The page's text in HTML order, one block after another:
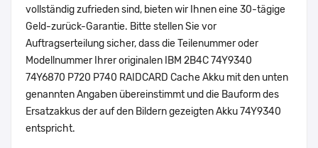
vollständig zufrieden sind, bieten wir Ihnen eine 30-tägige
Geld-zurück-Garantie. Bitte stellen Sie vor
Auftragserteilung sicher, dass die Teilenummer oder
Modellnummer Ihrer originalen IBM 2B4C 74Y9340
74Y6870 P720 P740 RAIDCARD Cache Akku mit den unten
genannten Angaben übereinstimmt und die Bauform des
Ersatzakkus der auf den Bildern gezeigten Akku 74Y9340
entspricht.